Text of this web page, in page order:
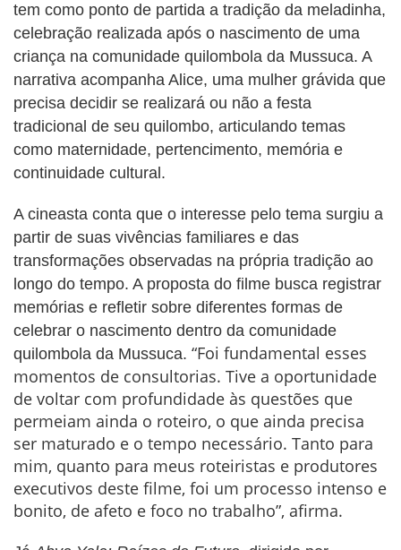
tem como ponto de partida a tradição da meladinha,
celebração realizada após o nascimento de uma
criança na comunidade quilombola da Mussuca. A
narrativa acompanha Alice, uma mulher grávida que
precisa decidir se realizará ou não a festa
tradicional de seu quilombo, articulando temas
como maternidade, pertencimento, memória e
continuidade cultural.
A cineasta conta que o interesse pelo tema surgiu a
partir de suas vivências familiares e das
transformações observadas na própria tradição ao
longo do tempo. A proposta do filme busca registrar
memórias e refletir sobre diferentes formas de
celebrar o nascimento dentro da comunidade
quilombola da Mussuca. “Foi fundamental esses
momentos de consultorias. Tive a oportunidade
de voltar com profundidade às questões que
permeiam ainda o roteiro, o que ainda precisa
ser maturado e o tempo necessário. Tanto para
mim, quanto para meus roteiristas e produtores
executivos deste filme, foi um processo intenso e
bonito, de afeto e foco no trabalho”, afirma.